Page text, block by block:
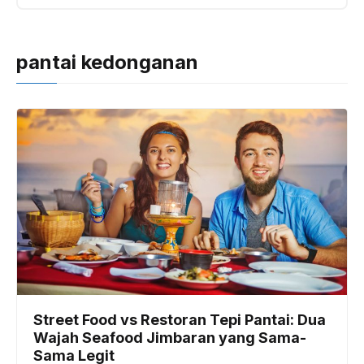
pantai kedonganan
Street Food vs Restoran Tepi Pantai: Dua
Wajah Seafood Jimbaran yang Sama-
Sama Legit